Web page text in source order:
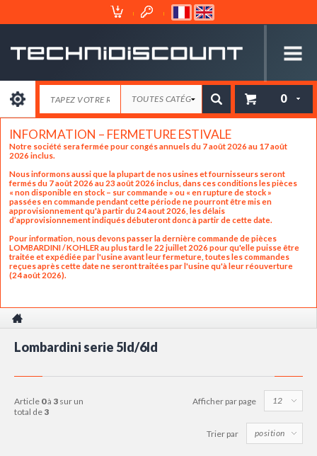
Mon
Espace
0
INFORMATION – FERMETURE ESTIVALE
Notre société sera fermée pour congés annuels du 7 août 2026 au 17 août
2026 inclus.
Nous informons aussi que la plupart de nos usines et fournisseurs seront
fermés du 7 août 2026 au 23 août 2026 inclus, dans ces conditions les pièces
« non disponible en stock – sur commande » ou « en rupture de stock »
passées en commande pendant cette période ne pourront être mis en
approvisionnement qu'à partir du 24 aout 2026, les délais
d’approvisionnement indiqués débuteront donc à partir de cette date.
Pour information, nous devons passer la dernière commande de pièces
LOMBARDINI / KOHLER au plus tard le 22 juillet 2026 pour qu'elle puisse être
traitée et expédiée par l'usine avant leur fermeture, toutes les commandes
reçues après cette date ne seront traitées par l'usine qu'à leur réouverture
(24 août 2026).
Lombardini serie 5ld/6ld
article 0à 3 sur un
total de 3
Afficher par page
Trier par